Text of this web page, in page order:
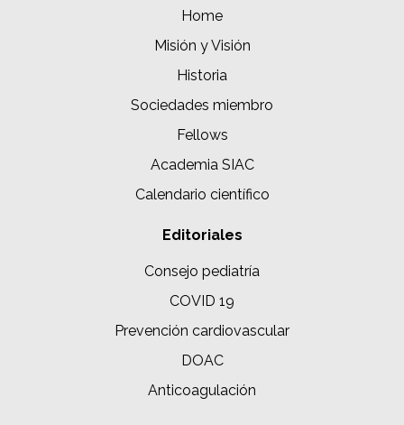
Home
Misión y Visión
Historia
Sociedades miembro
Fellows
Academia SIAC
Calendario científico
Editoriales
Consejo pediatría
COVID 19
Prevención cardiovascular
DOAC
Anticoagulación